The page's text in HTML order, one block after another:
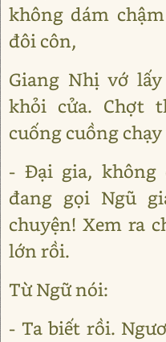
không dám
đôi côn,
Giang Nhị vớ
khỏi cửa. Chợt
cuống cuồng
- Đại gia, không
đang gọi Ngũ
chuyện! Xem ra
lớn rồi.
Từ Ngữ nói:
- Ta biết rồi.